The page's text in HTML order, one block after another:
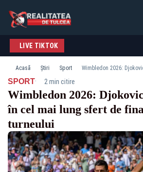
LIVE TIKTOK
Acasă Știri Sport
SPORT· 2 min citire
Wimbledon 2026:
în cel mai lung sfert de
turneului